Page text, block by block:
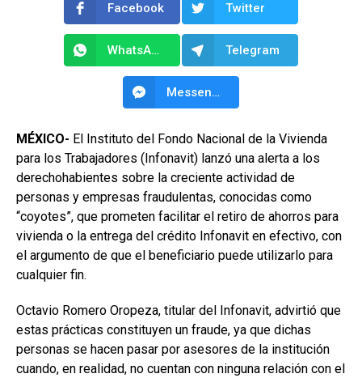
Facebook Twitter
WhatsApp Telegram
Messenger
MÉXICO- El Instituto del Fondo Nacional de la Vivienda
para los Trabajadores (Infonavit) lanzó una alerta a los
derechohabientes sobre la creciente actividad de
personas y empresas fraudulentas, conocidas como
“coyotes”, que prometen facilitar el retiro de ahorros para
vivienda o la entrega del crédito Infonavit en efectivo, con
el argumento de que el beneficiario puede utilizarlo para
cualquier fin.
Octavio Romero Oropeza, titular del Infonavit, advirtió que
estas prácticas constituyen un fraude, ya que dichas
personas se hacen pasar por asesores de la institución
cuando, en realidad, no cuentan con ninguna relación con el